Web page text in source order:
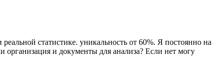
статистике. уникальность от 60%. Я постоянно на
организация и документы для анализа? Если нет могу